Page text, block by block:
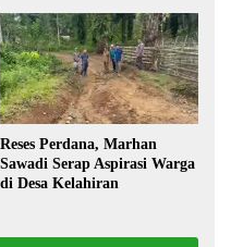
Reses Perdana, Marhan
Sawadi Serap Aspirasi Warga
di Desa Kelahiran